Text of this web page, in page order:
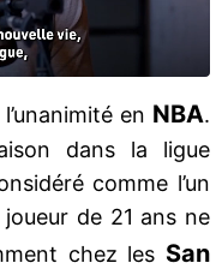
en NBA.
dans la ligue
comme l’un
de 21 ans ne
chez les San